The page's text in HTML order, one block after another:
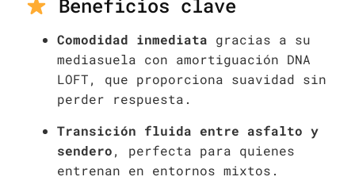
Beneficios clave
Comodidad inmediata gracias a su
mediasuela con amortiguación DNA
LOFT, que proporciona suavidad sin
perder respuesta.
Transición fluida entre asfalto y
sendero, perfecta para quienes
entrenan en entornos mixtos.